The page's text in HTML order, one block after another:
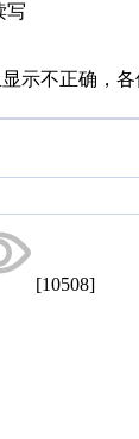
写
示不正确，
[10508]